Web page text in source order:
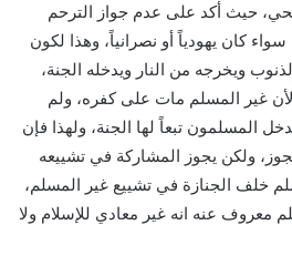
حيث أكد على عدم جواز الترحم
كان يهودياً أو نصرانياً، وهذا لكون
ويخرجه من النار ويدخله الجنة،
لأن غير المسلم مات على كفره، ولم
المسلمون تبعاً لها الجنة، ولهذا فإن
ولكن يجوز المشاركة في تشييعه
خلف الجنازة في تشييع غير المسلم،
معروف عنه انه غير معادي للإسلام ولا